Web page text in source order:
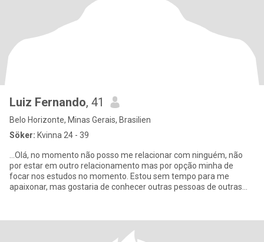
Luiz Fernando, 41
Belo Horizonte, Minas Gerais, Brasilien
Söker: Kvinna 24 - 39
...Olá, no momento não posso me relacionar com ninguém, não
por estar em outro relacionamento mas por opção minha de
focar nos estudos no momento. Estou sem tempo para me
apaixonar, mas gostaria de conhecer outras pessoas de outras